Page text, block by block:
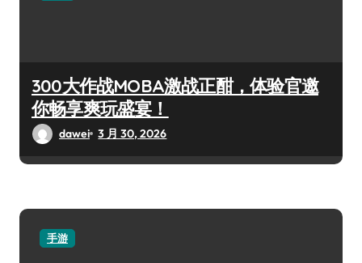
300大作战MOBA激战正酣，体验官邀
你畅享爽玩盛宴！
dawei 3 月 30, 2026
手游